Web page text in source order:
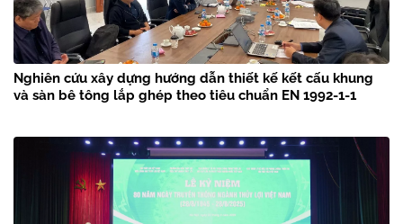
Nghiên cứu xây dựng hướng dẫn thiết kế kết cấu khung
và sàn bê tông lắp ghép theo tiêu chuẩn EN 1992-1-1